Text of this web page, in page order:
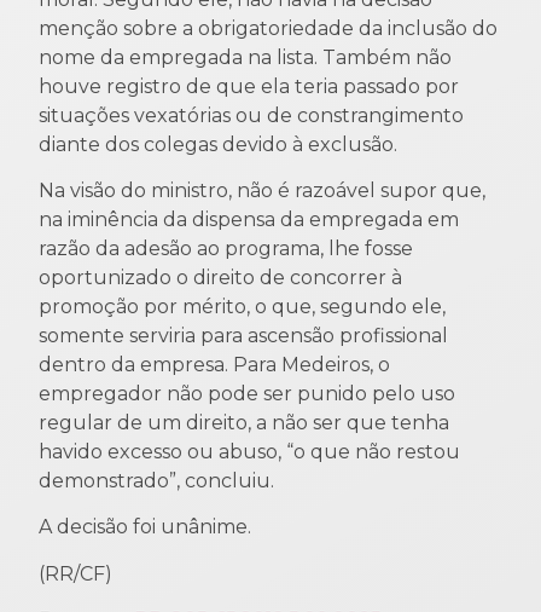
menção sobre a obrigatoriedade da inclusão do
nome da empregada na lista. Também não
houve registro de que ela teria passado por
situações vexatórias ou de constrangimento
diante dos colegas devido à exclusão.
Na visão do ministro, não é razoável supor que,
na iminência da dispensa da empregada em
razão da adesão ao programa, lhe fosse
oportunizado o direito de concorrer à
promoção por mérito, o que, segundo ele,
somente serviria para ascensão profissional
dentro da empresa. Para Medeiros, o
empregador não pode ser punido pelo uso
regular de um direito, a não ser que tenha
havido excesso ou abuso, “o que não restou
demonstrado”, concluiu.
A decisão foi unânime.
(RR/CF)